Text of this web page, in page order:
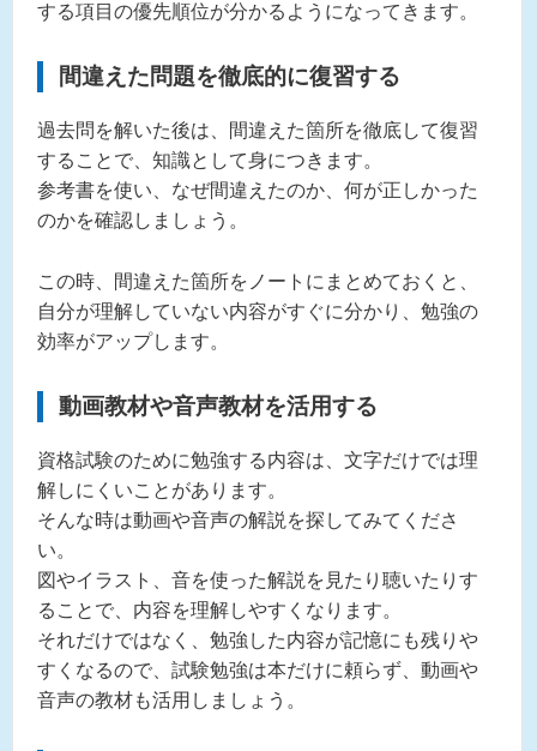
する項目の優先順位が分かるようになってきます。
間違えた問題を徹底的に復習する
過去問を解いた後は、間違えた箇所を徹底して復習
することで、知識として身につきます。
参考書を使い、なぜ間違えたのか、何が正しかった
のかを確認しましょう。
この時、間違えた箇所をノートにまとめておくと、
自分が理解していない内容がすぐに分かり、勉強の
効率がアップします。
動画教材や音声教材を活用する
資格試験のために勉強する内容は、文字だけでは理
解しにくいことがあります。
そんな時は動画や音声の解説を探してみてくださ
い。
図やイラスト、音を使った解説を見たり聴いたりす
ることで、内容を理解しやすくなります。
それだけではなく、勉強した内容が記憶にも残りや
すくなるので、試験勉強は本だけに頼らず、動画や
音声の教材も活用しましょう。